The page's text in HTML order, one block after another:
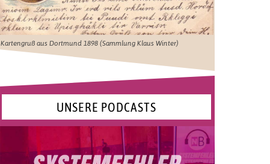
Kartengruß aus Dortmund 1898 (Sammlung Klaus Winter)
UNSERE PODCASTS